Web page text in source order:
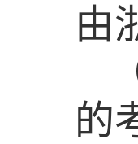
由
的